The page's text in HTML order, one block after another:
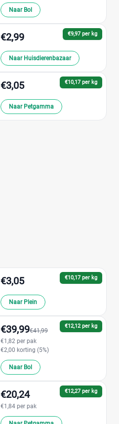
Naar Bol
€9,97 per kg
€2,99
Naar Huisdierenbazaar
€10,17 per kg
€3,05
Naar Petgamma
€10,17 per kg
€3,05
Naar Plein
€12,12 per kg
€39,99€41,99
€1,82 per pak
€2,00 korting (5%)
Naar Bol
€12,27 per kg
€20,24
€1,84 per pak